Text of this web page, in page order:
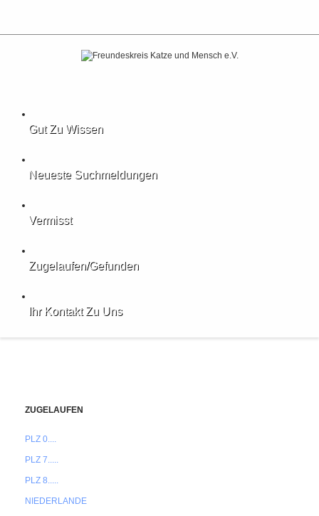
Gut Zu Wissen
Neueste Suchmeldungen
Vermisst
Zugelaufen/gefunden
Ihr Kontakt Zu Uns
ZUGELAUFEN
PLZ 0....
PLZ 7.....
PLZ 8.....
NIEDERLANDE